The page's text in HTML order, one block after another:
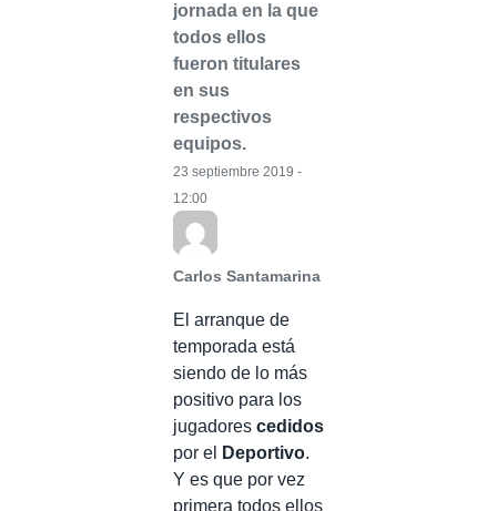
jornada en la que
todos ellos
fueron titulares
en sus
respectivos
equipos.
Carlos Santamarina
23 septiembre 2019 -
12:00
El arranque de
temporada está
siendo de lo más
positivo para los
jugadores cedidos
por el
Deportivo.
Y es que por vez
primera todos ellos